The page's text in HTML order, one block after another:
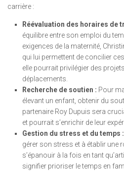
carrière :
Réévaluation des horaires de
équilibre entre son emploi du
exigences de la maternité,
qui lui permettent de concilier
elle pourrait privilégier des
déplacements.
Recherche de soutien : Pour
élevant un enfant, obtenir du
partenaire Roy Dupuis sera
et pourrait s’enrichir de leur
Gestion du stress et du temps :
gérer son stress et à établir une
s’épanouir à la fois en tant
signifier prioriser le temps en